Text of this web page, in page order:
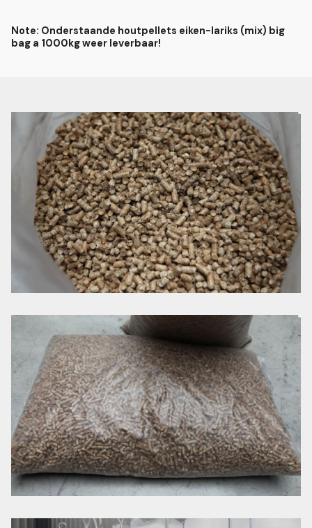
Note: Onderstaande houtpellets eiken-lariks (mix) big
bag a 1000kg weer leverbaar!